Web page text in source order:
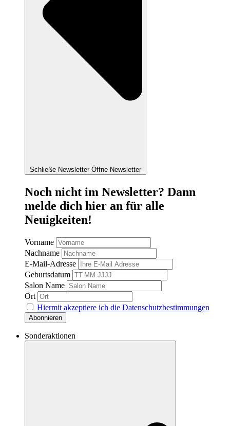
Schließe Newsletter Öffne Newsletter
Noch nicht im Newsletter? Dann
melde dich hier an für alle
Neuigkeiten!
Vorname
Nachname
E-Mail-Adresse
Geburtsdatum
Salon Name
Ort
Hiermit akzeptiere ich die Datenschutzbestimmungen
Sonderaktionen